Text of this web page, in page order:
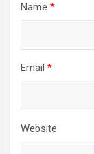
Name *
Email *
Website